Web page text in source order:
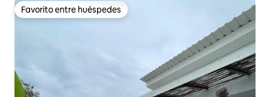
Favorito entre huéspedes
Favorito entre huéspedes